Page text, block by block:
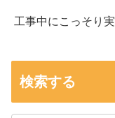
工事中にこっそり
検索する